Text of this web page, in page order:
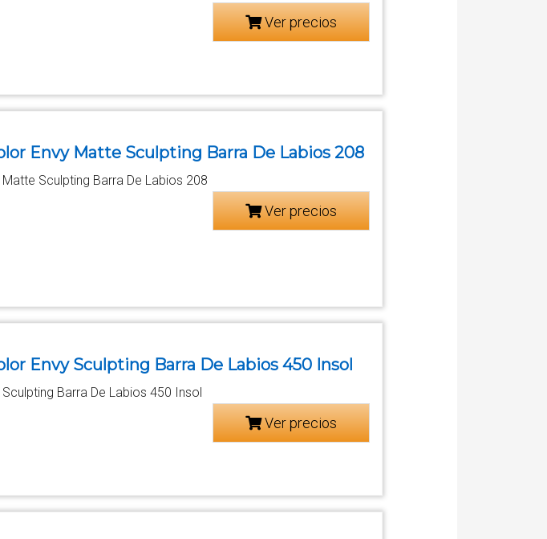
Ver precios
Envy Matte Sculpting Barra De Labios 208
Sculpting Barra De Labios 208
Ver precios
Envy Sculpting Barra De Labios 450 Insol
Barra De Labios 450 Insol
Ver precios